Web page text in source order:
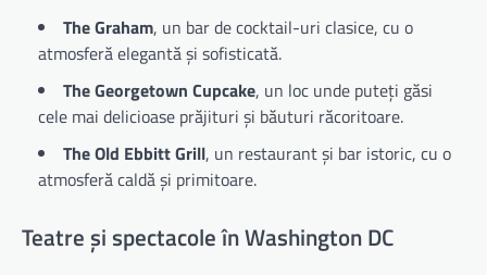
The Graham, un bar de cocktail-uri clasice, cu o
atmosferă elegantă și sofisticată.
The Georgetown Cupcake, un loc unde puteți găsi
cele mai delicioase prăjituri și băuturi răcoritoare.
The Old Ebbitt Grill, un restaurant și bar istoric, cu o
atmosferă caldă și primitoare.
Teatre și spectacole în Washington DC